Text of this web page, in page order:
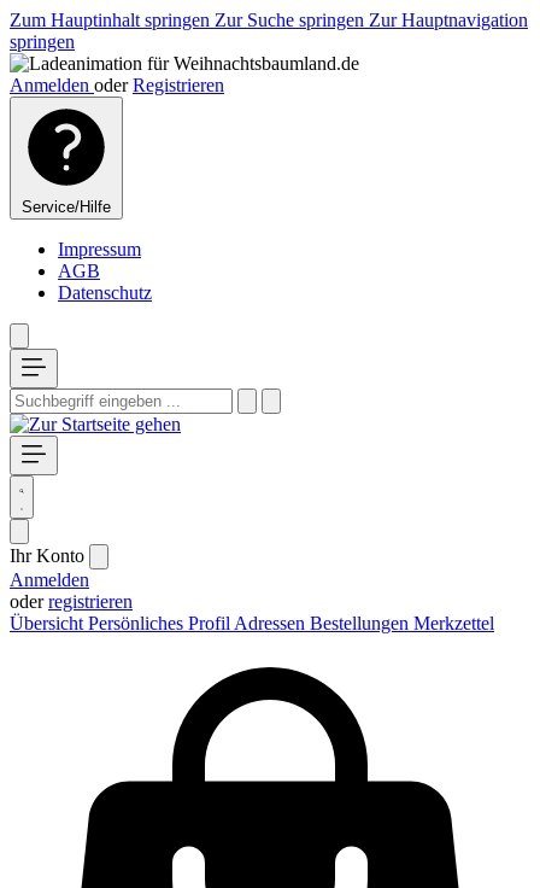
Zum Hauptinhalt springen Zur Suche springen Zur Hauptnavigation
springen
Anmelden oder Registrieren
Service/Hilfe
Impressum
AGB
Datenschutz
Ihr Konto
Anmelden
oderregistrieren
Übersicht Persönliches Profil Adressen Bestellungen Merkzettel